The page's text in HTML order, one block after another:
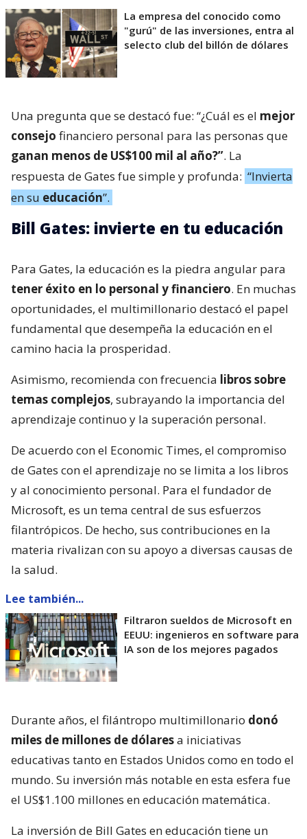
La empresa del conocido como
"gurú" de las inversiones, entra al
selecto club del billón de dólares
Una pregunta que se destacó fue: “¿Cuál es el mejor
consejo financiero personal para las personas que
ganan menos de US$100 mil al año?”. La
respuesta de Gates fue simple y profunda: “Invierta
en su educación”.
Bill Gates: invierte en tu educación
Para Gates, la educación es la piedra angular para
tener éxito en lo personal y financiero. En muchas
oportunidades, el multimillonario destacó el papel
fundamental que desempeña la educación en el
camino hacia la prosperidad.
Asimismo, recomienda con frecuencia libros sobre
temas complejos, subrayando la importancia del
aprendizaje continuo y la superación personal.
De acuerdo con el Economic Times, el compromiso
de Gates con el aprendizaje no se limita a los libros
y al conocimiento personal. Para el fundador de
Microsoft, es un tema central de sus esfuerzos
filantrópicos. De hecho, sus contribuciones en la
materia rivalizan con su apoyo a diversas causas de
la salud.
Lee también...
Filtraron sueldos de Microsoft en
EEUU: ingenieros en software para
IA son de los mejores pagados
Durante años, el filántropo multimillonario donó
miles de millones de dólaresa iniciativas
educativas tanto en Estados Unidos como en todo el
mundo. Su inversión más notable en esta esfera fue
el US$1.100 millones en educación matemática.
La inversión de Bill Gates en educación tiene un